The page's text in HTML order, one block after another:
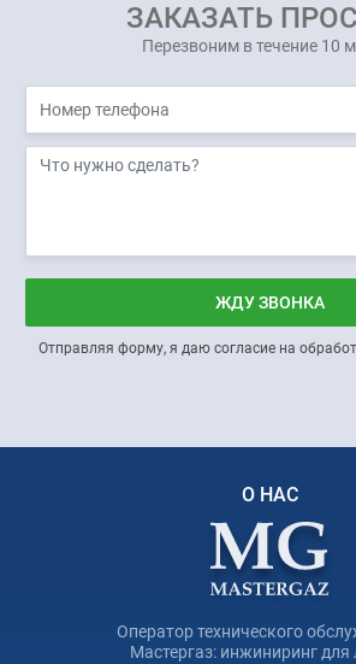
ЗАКАЗАТЬ
Перезвоним в течение 10
ЖДУ ЗВОНКА
Отправляя форму, я даю согласие на
О НАС
Оператор технического
Мастергаз: инжиниринг для